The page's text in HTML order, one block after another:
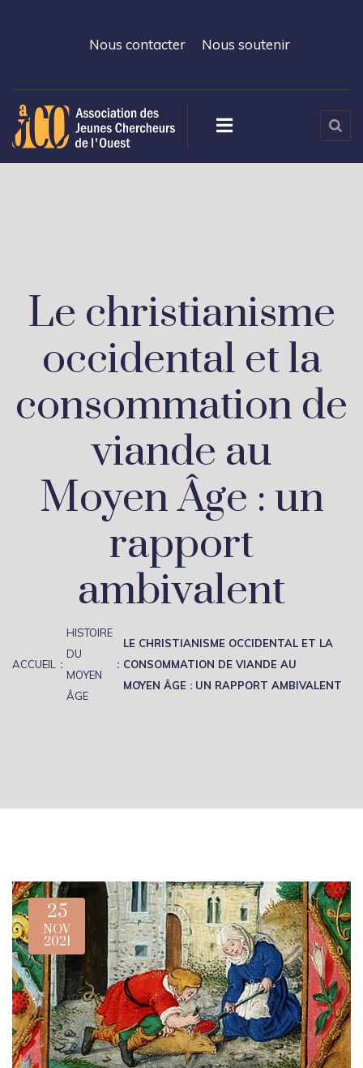
Nous contacter Nous soutenir
Le christianisme
occidental et la
consommation de
viande au
Moyen Âge : un
rapport
ambivalent
ACCUEIL
HISTOIRE
DU
MOYEN
ÂGE
LE CHRISTIANISME OCCIDENTAL ET LA
CONSOMMATION DE VIANDE AU
MOYEN ÂGE : UN RAPPORT AMBIVALENT
25
NOV
2021